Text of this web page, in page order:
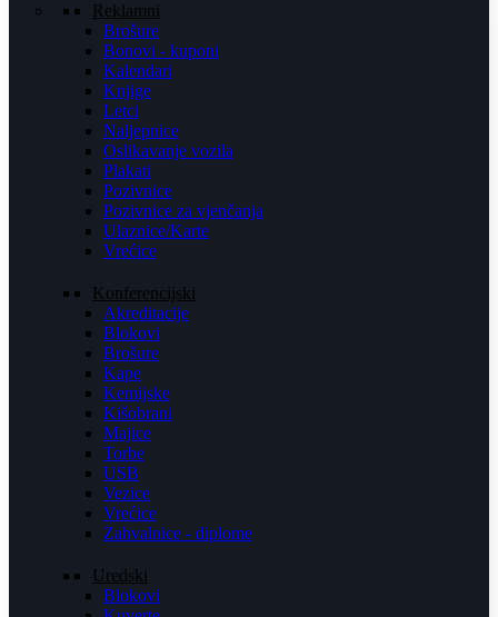
Reklamni
Brošure
Bonovi - kuponi
Kalendari
Knjige
Letci
Naljepnice
Oslikavanje vozila
Plakati
Pozivnice
Pozivnice za vjenčanja
Ulaznice/Karte
Vrećice
Konferencijski
Akreditacije
Blokovi
Brošure
Kape
Kemijske
Kišobrani
Majice
Torbe
USB
Vezice
Vrećice
Zahvalnice - diplome
Uredski
Blokovi